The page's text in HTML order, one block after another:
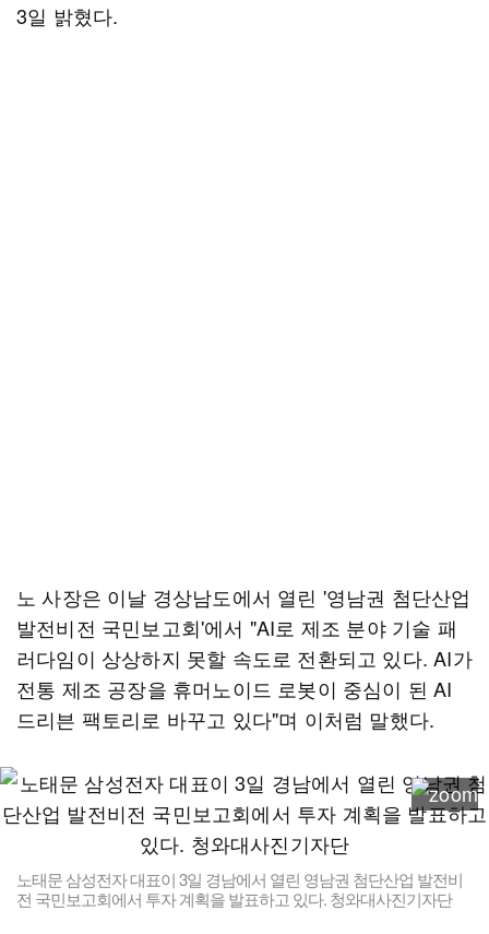
3일 밝혔다.
노 사장은 이날 경상남도에서 열린 '영남권 첨단산업
발전비전 국민보고회'에서 "AI로 제조 분야 기술 패
러다임이 상상하지 못할 속도로 전환되고 있다. AI가
전통 제조 공장을 휴머노이드 로봇이 중심이 된 AI
드리븐 팩토리로 바꾸고 있다"며 이처럼 말했다.
노태문 삼성전자 대표이 3일 경남에서 열린 영남권 첨단산업 발전비
전 국민보고회에서 투자 계획을 발표하고 있다. 청와대사진기자단